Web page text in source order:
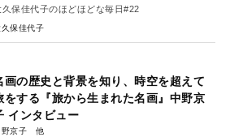
久保佳代子のほどほどな毎日#22
久保佳代子
画の歴史と背景を知り、時空を超えて
をする『旅から生まれた名画』中野京
インタビュー
野京子